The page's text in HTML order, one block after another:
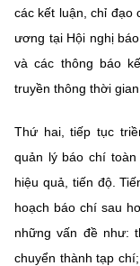
các kết luận, chỉ đạo
ương tại Hội nghị
và các thông báo
truyền thông thời gian
Thứ hai, tiếp tục
quản lý báo chí toàn
hiệu quả, tiến độ.
hoạch báo chí sau
những vấn đề như:
chuyển thành tạp